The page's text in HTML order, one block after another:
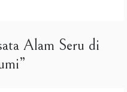
Alam Seru di
”